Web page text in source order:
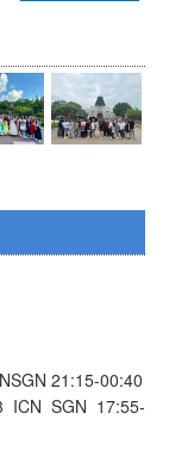
21:15-00:40
ICN SGN 17:55-